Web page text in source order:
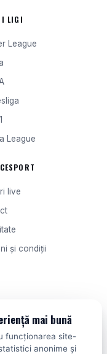
LIGI
League
League
live
și condiții
COMPETIȚIILE
mai bună
funcționarea site-
anonime și